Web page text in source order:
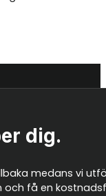
dig.
medans vi
och få en